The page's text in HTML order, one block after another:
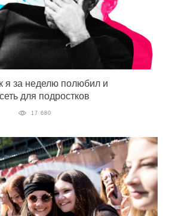
я за неделю полюбил и
для подростков
17 680